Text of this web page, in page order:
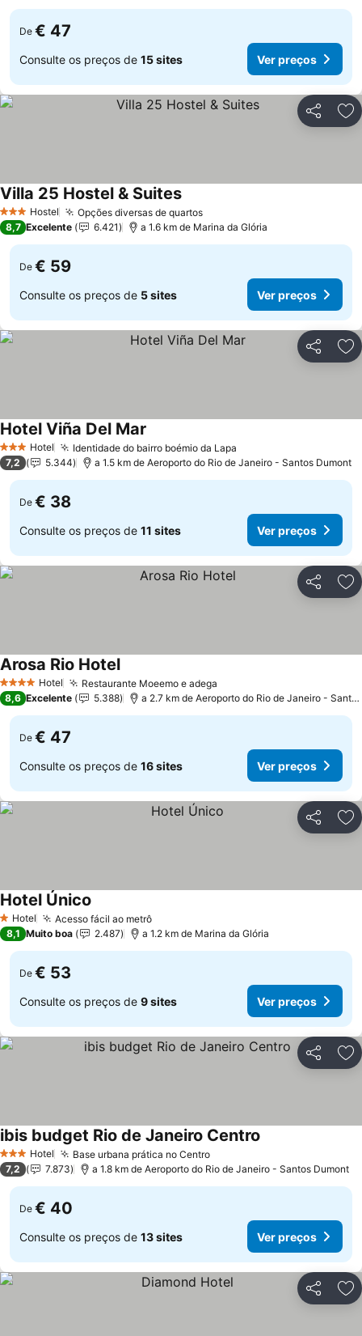
De € 47
Consulte os preços de 15 sites Ver preços
Partilhar
3 EstrelasHostel Opções diversas de quartos
Villa 25 Hostel & Suites
8,7 Excelente 6.421 a 1.6 km de Marina da Glória
De € 59
Consulte os preços de 5 sites Ver preços
Partilhar
3 EstrelasHotel Identidade do bairro boémio da Lapa
Hotel Viña Del Mar
7,2 5.344 a 1.5 km de Aeroporto do Rio de Janeiro - Santos Dumont
De € 38
Consulte os preços de 11 sites Ver preços
Partilhar
4 EstrelasHotel Restaurante Moeemo e adega
Arosa Rio Hotel
8,6 Excelente 5.388 a 2.7 km de Aeroporto do Rio de Janeiro - Santos Dumont
De € 47
Consulte os preços de 16 sites Ver preços
Partilhar
1 Estrelas
Hotel Acesso fácil ao metrô
Hotel Único
8,1 Muito boa 2.487 a 1.2 km de Marina da Glória
De € 53
Consulte os preços de 9 sites Ver preços
Partilhar
3 EstrelasHotel Base urbana prática no Centro
ibis budget Rio de Janeiro Centro
7,2 7.873 a 1.8 km de Aeroporto do Rio de Janeiro - Santos Dumont
De € 40
Consulte os preços de 13 sites Ver preços
Partilhar